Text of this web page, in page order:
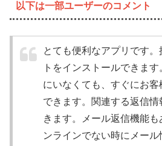
以下は一部ユーザーのコメント
とても便利なアプリです
トをインストールできま
にいなくても、すぐにお
できます。関連する返信
きます。メール返信機能
ンラインでない時にメー